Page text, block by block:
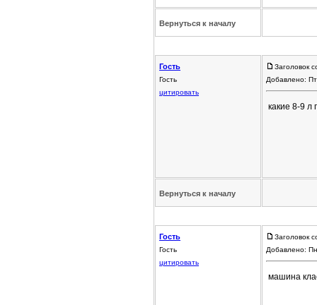
Вернуться к началу
Гость
Гость
цитировать
Заголовок
Добавлено:
какие 8-9 л
Вернуться к началу
Гость
Гость
цитировать
Заголовок
Добавлено:
машина